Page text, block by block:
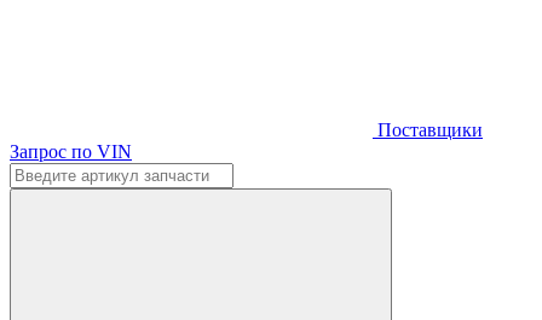
Поставщики
Запрос по VIN